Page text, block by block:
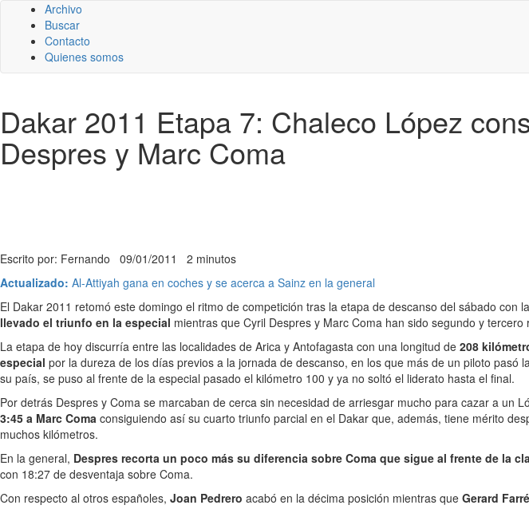
Archivo
Buscar
Contacto
Quienes somos
Dakar 2011 Etapa 7: Chaleco López
Despres y Marc Coma
Escrito por: Fernando 09/01/2011 2 minutos
Actualizado: Al-Attiyah gana en coches y se acerca a Sainz en la general
El Dakar 2011 retomó este domingo el ritmo de competición tras la etapa de descanso del sábado con
llevado el triunfo en la especial mientras que Cyril Despres y Marc Coma han sido segundo y
La etapa de hoy discurría entre las localidades de Arica y Antofagasta con una longitud de 208
especial por la dureza de los días previos a la jornada de descanso, en los que más de un piloto
su país, se puso al frente de la especial pasado el kilómetro 100 y ya no soltó el liderato hasta el final.
Por detrás Despres y Coma se marcaban de cerca sin necesidad de arriesgar mucho para cazar a un
3:45 a Marc Coma consiguiendo así su cuarto triunfo parcial en el Dakar que, además, tiene mérito
muchos kilómetros.
En la general, Despres recorta un poco más su diferencia sobre Coma que sigue al frente de la
con 18:27 de desventaja sobre Coma.
Con respecto al otros españoles, Joan Pedrero acabó en la décima posición mientras que Gerard